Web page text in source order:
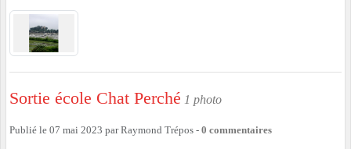
Sortie école Chat Perché 1 photo
Publié le 07 mai 2023 parRaymond Trépos - 0 commentaires